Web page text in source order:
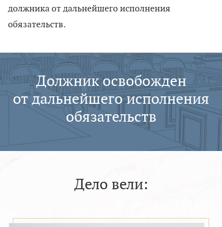
должника от дальнейшего исполнения
обязательств.
Должник освобожден
от дальнейшего исполнения
обязательств
Дело вели: